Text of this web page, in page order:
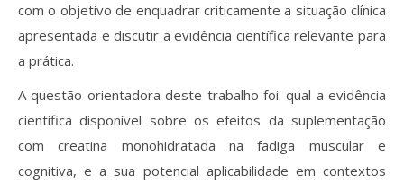
com o objetivo de enquadrar criticamente a situação clínica
apresentada e discutir a evidência científica relevante para
a prática.
A questão orientadora deste trabalho foi: qual a evidência
científica disponível sobre os efeitos da suplementação
com creatina monohidratada na fadiga muscular e
cognitiva, e a sua potencial aplicabilidade em contextos